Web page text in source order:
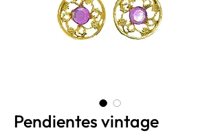
Pendientes vintage